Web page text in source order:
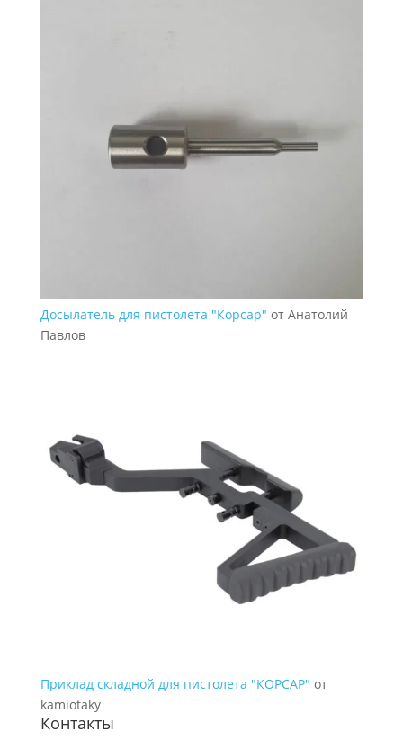
Досылатель для пистолета "Корсар" от Анатолий
Павлов
Приклад складной для пистолета "КОРСАР" от
kamiotaky
Контакты